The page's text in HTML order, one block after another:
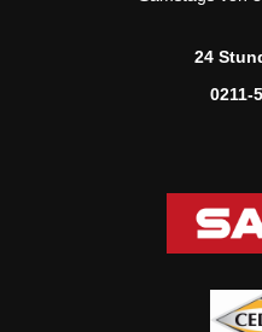
24
0211-